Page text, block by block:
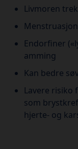
Livmoren
Endorfiner
amming
Kan bedre
Lavere risiko
som
hjerte- og